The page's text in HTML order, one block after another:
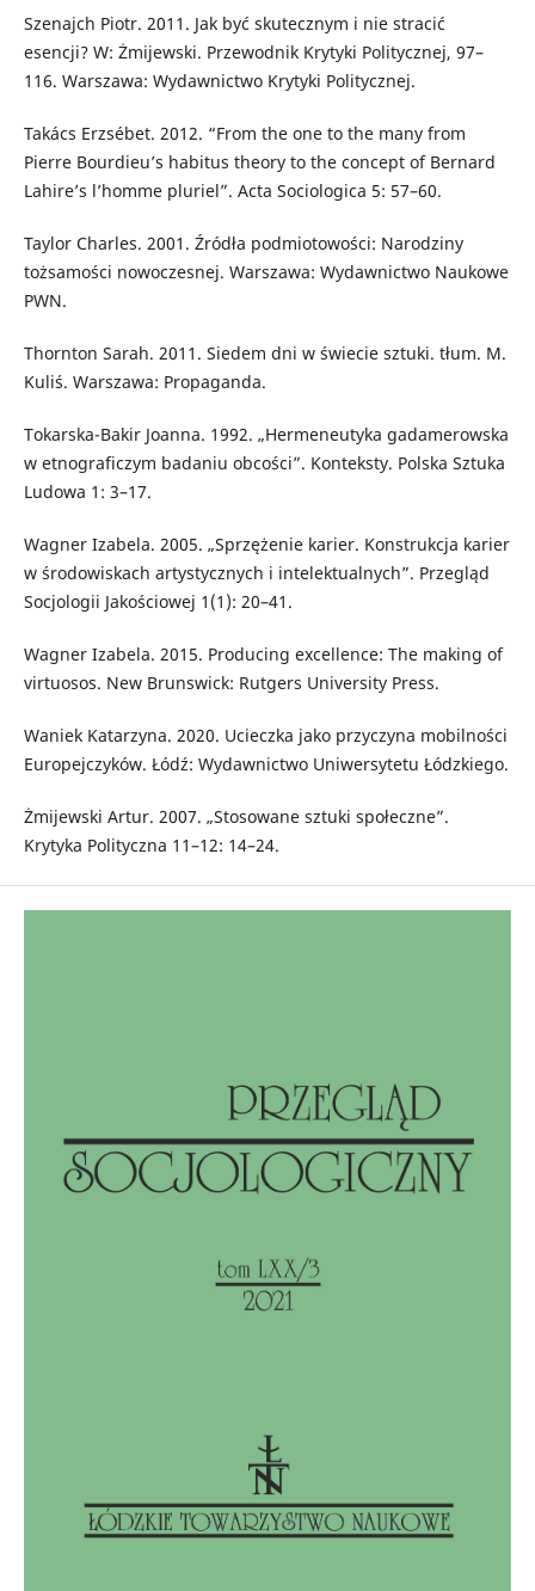
Szenajch Piotr. 2011. Jak być skutecznym i nie stracić
esencji? W: Żmijewski. Przewodnik Krytyki Politycznej, 97–
116. Warszawa: Wydawnictwo Krytyki Politycznej.
Takács Erzsébet. 2012. “From the one to the many from
Pierre Bourdieu’s habitus theory to the concept of Bernard
Lahire’s l’homme pluriel”. Acta Sociologica 5: 57–60.
Taylor Charles. 2001. Źródła podmiotowości: Narodziny
tożsamości nowoczesnej. Warszawa: Wydawnictwo Naukowe
PWN.
Thornton Sarah. 2011. Siedem dni w świecie sztuki. tłum. M.
Kuliś. Warszawa: Propaganda.
Tokarska-Bakir Joanna. 1992. „Hermeneutyka gadamerowska
w etnograficzym badaniu obcości”. Konteksty. Polska Sztuka
Ludowa 1: 3–17.
Wagner Izabela. 2005. „Sprzężenie karier. Konstrukcja karier
w środowiskach artystycznych i intelektualnych”. Przegląd
Socjologii Jakościowej 1(1): 20–41.
Wagner Izabela. 2015. Producing excellence: The making of
virtuosos. New Brunswick: Rutgers University Press.
Waniek Katarzyna. 2020. Ucieczka jako przyczyna mobilności
Europejczyków. Łódź: Wydawnictwo Uniwersytetu Łódzkiego.
Żmijewski Artur. 2007. „Stosowane sztuki społeczne”.
Krytyka Polityczna 11–12: 14–24.